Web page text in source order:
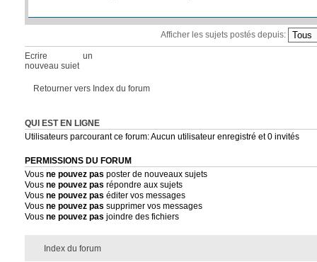
Afficher les sujets postés depuis:
Ecrire un
nouveau sujet
Retourner vers Index du forum
QUI EST EN LIGNE
Utilisateurs parcourant ce forum: Aucun utilisateur enregistré et 0 invités
PERMISSIONS DU FORUM
Vous ne pouvez pas poster de nouveaux sujets
Vous ne pouvez pas répondre aux sujets
Vous ne pouvez pas éditer vos messages
Vous ne pouvez pas supprimer vos messages
Vous ne pouvez pas joindre des fichiers
Index du forum